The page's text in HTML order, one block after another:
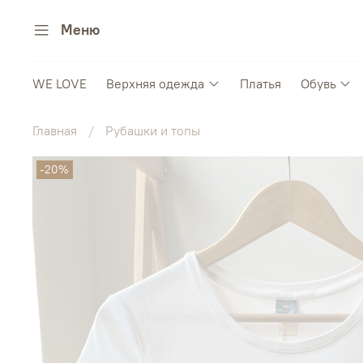
Меню
WE LOVE Верхняя одежда Платья Обувь
Главная Рубашки и топы
-20%